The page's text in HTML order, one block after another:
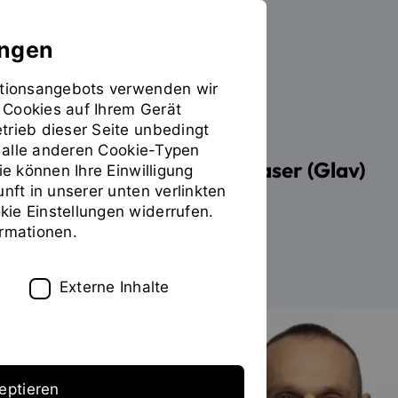
PERSONEN
Dipl.-Ing. (FH) Vadim Glaser (Glav)
verwenden wir
auf Ihrem Gerät
dieser Seite unbedingt
anderen Cookie-Typen
können Ihre Einwilligung
in unserer unten verlinkten
Einstellungen widerrufen.
Externe Inhalte